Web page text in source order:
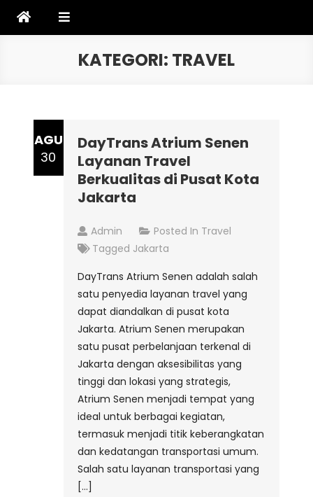
KATEGORI: TRAVEL
AGU
30
DayTrans Atrium Senen
Layanan Travel
Berkualitas di Pusat Kota
Jakarta
Admin Posted In Travel
Tagged Jakarta
DayTrans Atrium Senen adalah salah
satu penyedia layanan travel yang
dapat diandalkan di pusat kota
Jakarta. Atrium Senen merupakan
satu pusat perbelanjaan terkenal di
Jakarta dengan aksesibilitas yang
tinggi dan lokasi yang strategis,
Atrium Senen menjadi tempat yang
ideal untuk berbagai kegiatan,
termasuk menjadi titik keberangkatan
dan kedatangan transportasi umum.
Salah satu layanan transportasi yang
[…]